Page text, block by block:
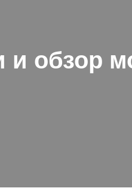
и обзор